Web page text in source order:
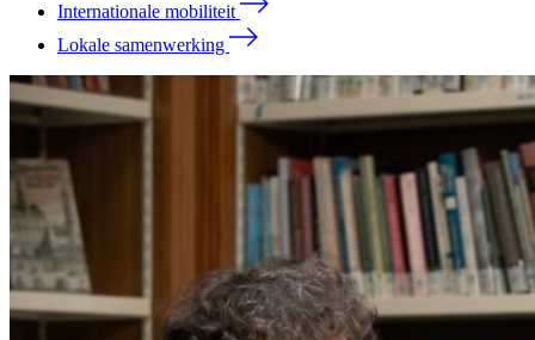
Internationale mobiliteit
Lokale samenwerking